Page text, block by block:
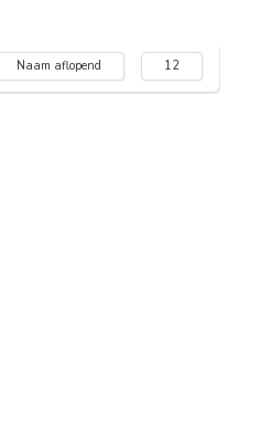
Naam aflopend 12